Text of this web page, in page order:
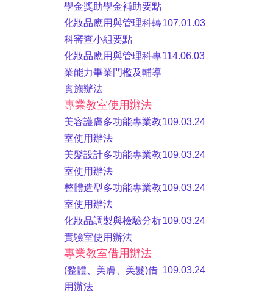
學金獎助學金補助要點
化妝品應用與管理科轉
科審查小組要點
107.01.03
化妝品應用與管理科專
業能力畢業門檻及輔導
實施辦法
114.06.03
專業教室使用辦法
美容護膚多功能專業教
室使用辦法
109.03.24
美髮設計多功能專業教
室使用辦法
109.03.24
整體造型多功能專業教
室使用辦法
109.03.24
化妝品調製與檢驗分析
實驗室使用辦法
109.03.24
專業教室借用辦法
(整體、美膚、美髮)借
用辦法
109.03.24